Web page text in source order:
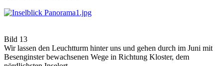
Bild 13
Wir lassen den Leuchtturm hinter uns und gehen durch im Juni mit
Besenginster bewachsenen Wege in Richtung Kloster, dem